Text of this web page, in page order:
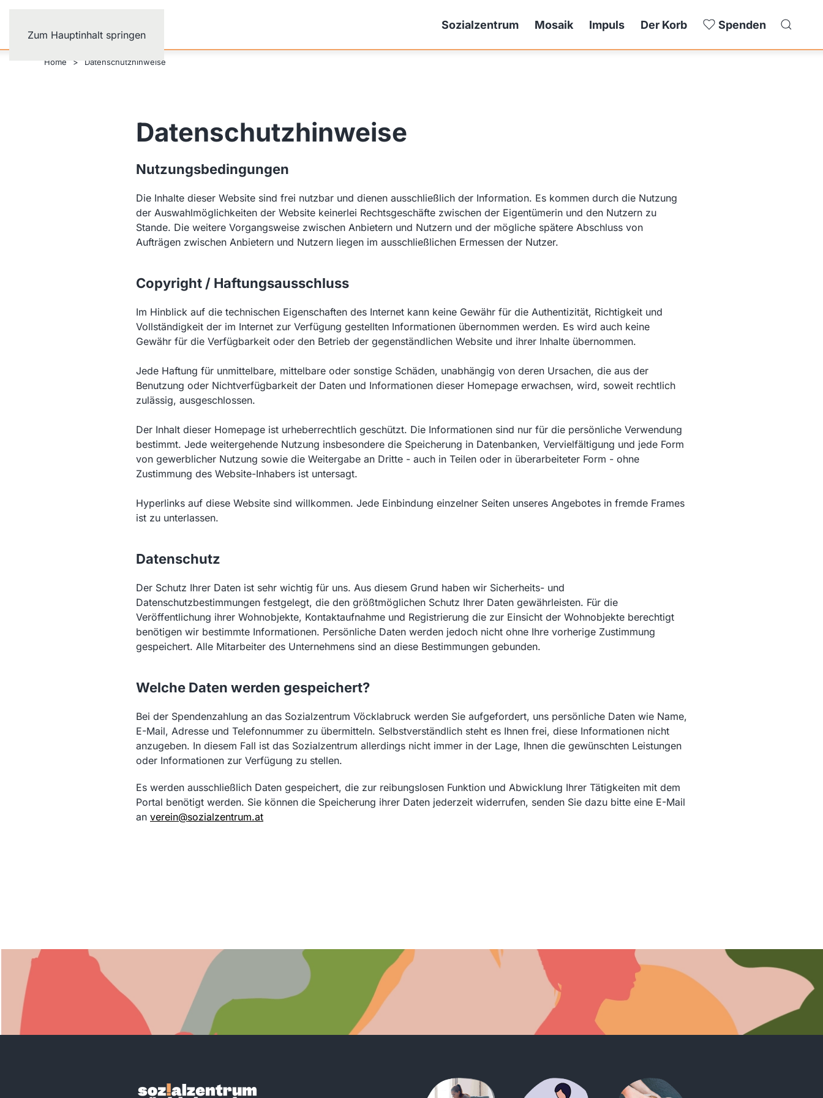
Zum Hauptinhalt springen
Sozialzentrum Mosaik Impuls Der Korb Spenden
Home Datenschutzhinweise
Datenschutzhinweise
Nutzungsbedingungen
Die Inhalte dieser Website sind frei nutzbar und dienen ausschließlich der Information. Es kommen durch die Nutzung
der Auswahlmöglichkeiten der Website keinerlei Rechtsgeschäfte zwischen der Eigentümerin und den Nutzern zu
Stande. Die weitere Vorgangsweise zwischen Anbietern und Nutzern und der mögliche spätere Abschluss von
Aufträgen zwischen Anbietern und Nutzern liegen im ausschließlichen Ermessen der Nutzer.
Copyright / Haftungsausschluss
Im Hinblick auf die technischen Eigenschaften des Internet kann keine Gewähr für die Authentizität, Richtigkeit und
Vollständigkeit der im Internet zur Verfügung gestellten Informationen übernommen werden. Es wird auch keine
Gewähr für die Verfügbarkeit oder den Betrieb der gegenständlichen Website und ihrer Inhalte übernommen.
Jede Haftung für unmittelbare, mittelbare oder sonstige Schäden, unabhängig von deren Ursachen, die aus der
Benutzung oder Nichtverfügbarkeit der Daten und Informationen dieser Homepage erwachsen, wird, soweit rechtlich
zulässig, ausgeschlossen.
Der Inhalt dieser Homepage ist urheberrechtlich geschützt. Die Informationen sind nur für die persönliche Verwendung
bestimmt. Jede weitergehende Nutzung insbesondere die Speicherung in Datenbanken, Vervielfältigung und jede Form
von gewerblicher Nutzung sowie die Weitergabe an Dritte - auch in Teilen oder in überarbeiteter Form - ohne
Zustimmung des Website-Inhabers ist untersagt.
Hyperlinks auf diese Website sind willkommen. Jede Einbindung einzelner Seiten unseres Angebotes in fremde Frames
ist zu unterlassen.
Datenschutz
Der Schutz Ihrer Daten ist sehr wichtig für uns. Aus diesem Grund haben wir Sicherheits- und
Datenschutzbestimmungen festgelegt, die den größtmöglichen Schutz Ihrer Daten gewährleisten. Für die
Veröffentlichung ihrer Wohnobjekte, Kontaktaufnahme und Registrierung die zur Einsicht der Wohnobjekte berechtigt
benötigen wir bestimmte Informationen. Persönliche Daten werden jedoch nicht ohne Ihre vorherige Zustimmung
gespeichert. Alle Mitarbeiter des Unternehmens sind an diese Bestimmungen gebunden.
Welche Daten werden gespeichert?
Bei der Spendenzahlung an das Sozialzentrum Vöcklabruck werden Sie aufgefordert, uns persönliche Daten wie Name,
E-Mail, Adresse und Telefonnummer zu übermitteln. Selbstverständlich steht es Ihnen frei, diese Informationen nicht
anzugeben. In diesem Fall ist das Sozialzentrum allerdings nicht immer in der Lage, Ihnen die gewünschten Leistungen
oder Informationen zur Verfügung zu stellen.
Es werden ausschließlich Daten gespeichert, die zur reibungslosen Funktion und Abwicklung Ihrer Tätigkeiten mit dem
Portal benötigt werden. Sie können die Speicherung ihrer Daten jederzeit widerrufen, senden Sie dazu bitte eine E-Mail
an verein@sozialzentrum.at